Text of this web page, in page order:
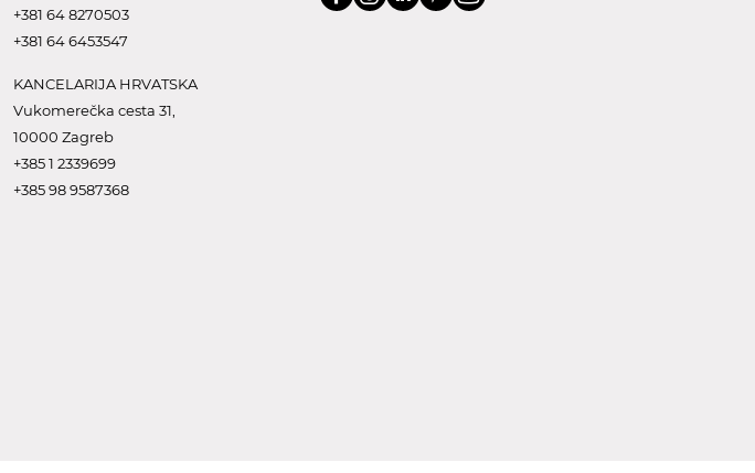
+381 64 8270503
+381 64 6453547
KANCELARIJA HRVATSKA
Vukomerečka cesta 31,
10000 Zagreb
+385 1 2339699
+385 98 9587368